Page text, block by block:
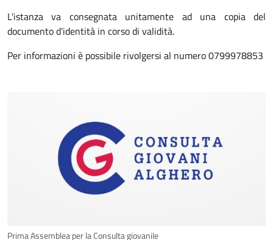
L'istanza va consegnata unitamente ad una copia del
documento d'identità in corso di validità.
Per informazioni è possibile rivolgersi al numero 0799978853
Prima Assemblea per la Consulta giovanile